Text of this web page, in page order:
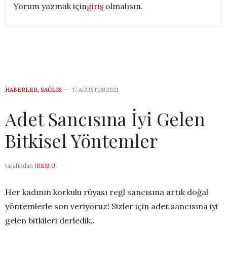
Yorum yazmak içingiriş olmalısın.
HABERLER, SAĞLIK 17 AĞUSTOS 2021
Adet Sancısına İyi Gelen
Bitkisel Yöntemler
tarafından İREM U.
Her kadının korkulu rüyası regl sancısına artık doğal
yöntemlerle son veriyoruz! Sizler için adet sancısına iyi
gelen bitkileri derledik..